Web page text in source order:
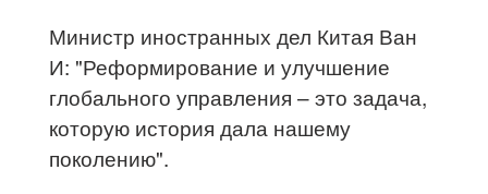
Министр иностранных дел Китая Ван
И: "Реформирование и улучшение
глобального управления – это задача,
которую история дала нашему
поколению".